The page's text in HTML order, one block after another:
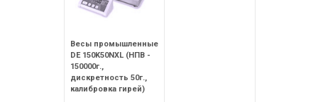
Весы промышленные
DE 150K50NXL (НПВ -
150000г.,
дискретность 50г.,
калибровка гирей)